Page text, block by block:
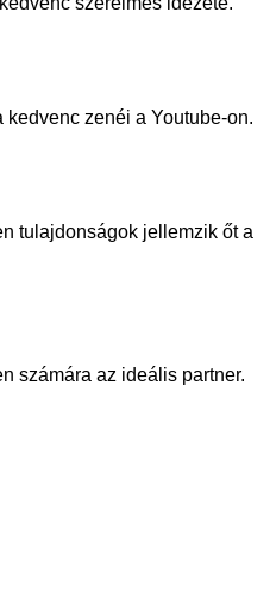
kedvenc zenéi a Youtube-on.
tulajdonságok jellemzik őt a
számára az ideális partner.